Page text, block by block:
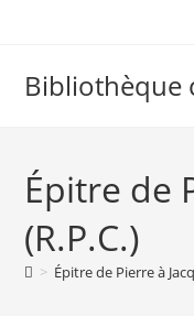
Bibliothèque
Épitre de
(R.P.C.)
> Épitre de Pierre à